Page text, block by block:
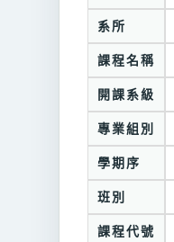
系所
課程名稱
開課系級
專業組別
學期序
班別
課程代號